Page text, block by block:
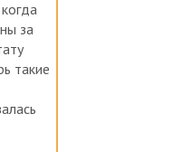
за
такие